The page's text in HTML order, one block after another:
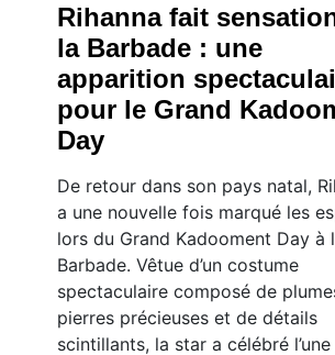
Rihanna fait
la Barbade : une
apparition
pour le Grand
Day
De retour dans son pays natal,
a une nouvelle fois marqué les
lors du Grand Kadooment Day à
Barbade. Vêtue d’un costume
spectaculaire composé de
pierres précieuses et de détails
scintillants, la star a célébré